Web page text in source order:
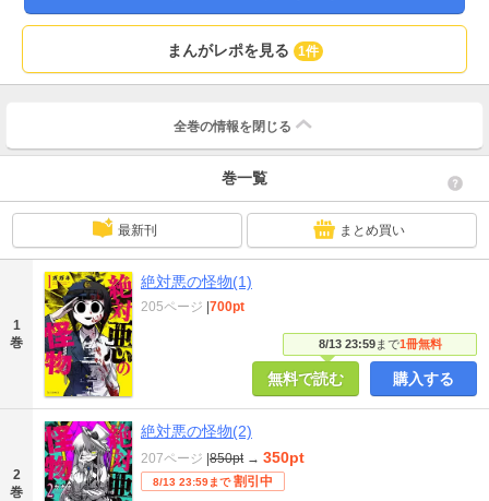
まんがレポを見る 1件
全巻の情報を 閉じる
巻一覧
最新刊 まとめ買い
1
巻
絶対悪の怪物(1)
8/13 23:59まで1冊無料
205ページ |700pt
無料で読む 購入する
2
巻
絶対悪の怪物(2)
207ページ |850pt → 350pt
8/13 23:59まで 割引中